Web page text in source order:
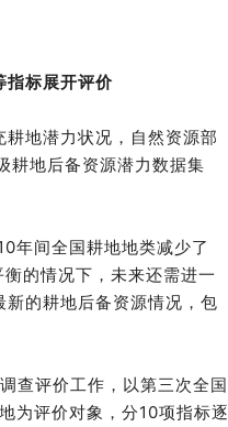
标展开评价
地潜力状况，自然资源部
耕地后备资源潜力数据集
年间全国耕地地类减少了
的情况下，未来还需进一
的耕地后备资源情况，包
查评价工作，以第三次全国
为评价对象，分10项指标逐